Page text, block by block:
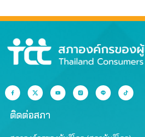
ติดต่อสภา